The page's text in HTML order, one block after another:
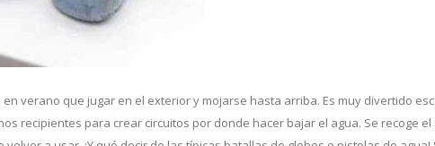
verano que jugar en el exterior y mojarse hasta arriba. Es muy divertido
recipientes para crear circuitos por donde hacer bajar el agua. Se recoge el